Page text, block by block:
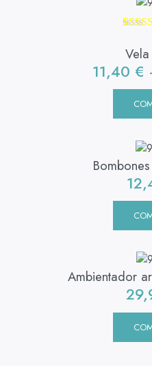
5.00
base a
11,40 €
Ambientador